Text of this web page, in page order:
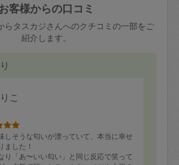
客様からの口コミ
らタスカジさんへのクチコミの一部をご
紹介します。
こ
しそうな匂いが漂っていて、本当に幸せ
ました！
り「あ〜いい匂い」と同じ反応で笑って